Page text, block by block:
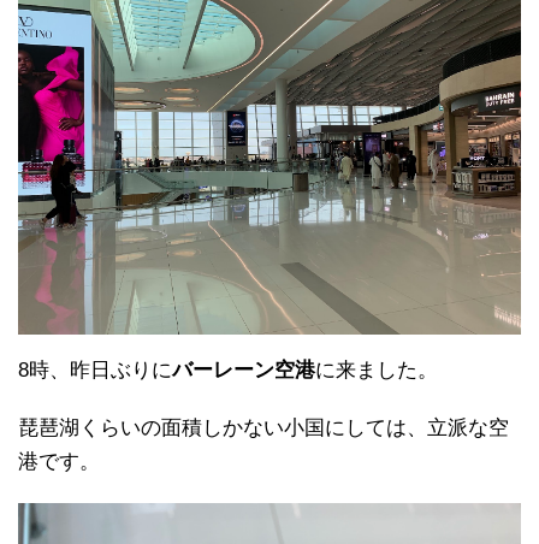
8時、昨日ぶりにバーレーン空港に来ました。
琵琶湖くらいの面積しかない小国にしては、立派な空
港です。